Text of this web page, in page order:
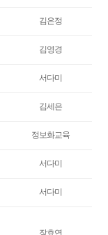
김은정
김영경
서다미
김세은
정보화교육
서다미
서다미
장효연